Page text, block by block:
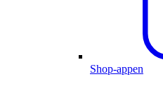
Shop-appen